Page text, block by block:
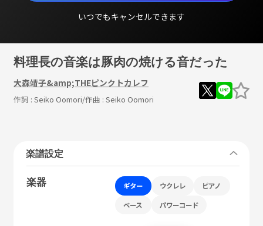
いつでもキャンセルできます
料理長の音楽は豚肉の焼ける音だった
大森靖子&amp;THEピンクトカレフ
作詞 : Seiko Oomori/作曲 : Seiko Oomori
楽譜設定
楽器 ギター ウクレレ ピアノ
ベース パワーコード